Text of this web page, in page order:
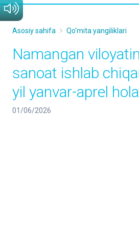
Asosiy sahifa Qo'mita yangiliklari
Namangan
sanoat ishlab
yil yanvar-aprel
01/06/2026